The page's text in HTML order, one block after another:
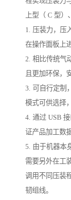
上型（ C 型）
1. 压装力，压
在操作面板上
2. 相比传统气
且更加环保，
3. 可自行定制
模式可供选择
4. 通过 USB
证产品加工数
5. 由于机器本
需要另外在工
调用不同压装
韧组线。